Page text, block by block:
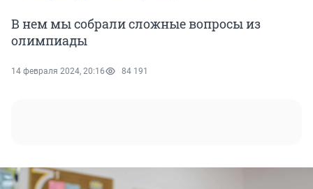
В нем мы собрали сложные вопросы из
олимпиады
14 февраля 2024, 20:16 84 191